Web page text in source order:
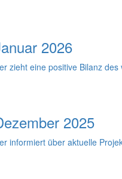
2026
zieht eine positive Bilanz
2025
informiert über aktuelle